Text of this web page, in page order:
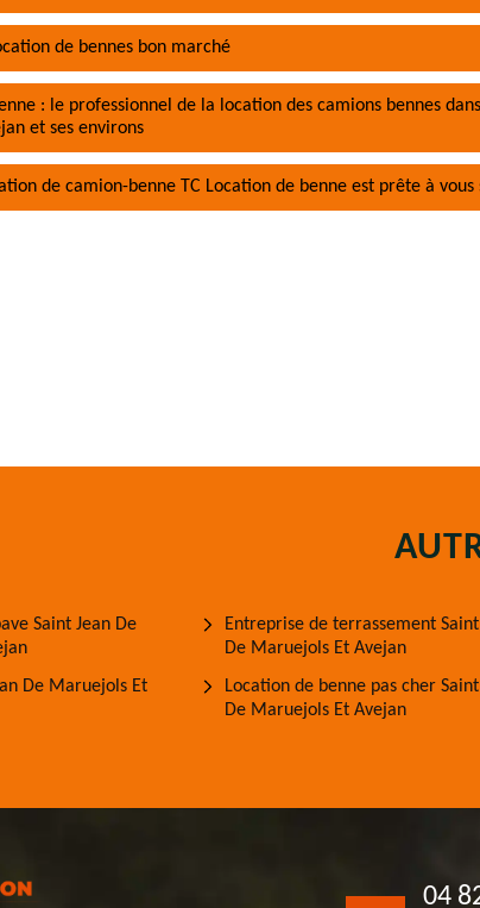
de bennes bon marché
: le professionnel de la location des camions bennes
et ses environs
de camion-benne TC Location de benne est prête à vous
Saint Jean De
De Maruejols Et
Entreprise de terrassement Saint
De Maruejols Et Avejan
Location de benne pas cher
De Maruejols Et Avejan
04